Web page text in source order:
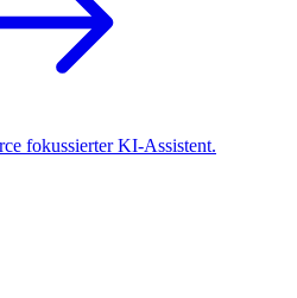
fokussierter KI-Assistent.